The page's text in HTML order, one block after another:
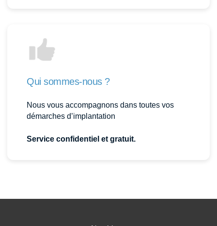
Qui sommes-nous ?
Nous vous accompagnons dans toutes vos
démarches d’implantation
Service confidentiel et gratuit.